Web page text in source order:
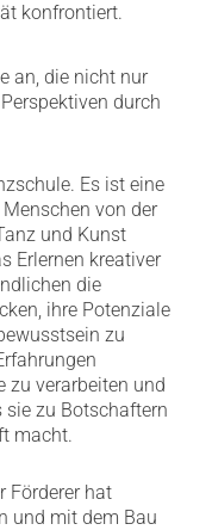
konfrontiert.
an, die nicht nur
durch
Es ist eine
von der
und Kunst
Erlernen kreativer
die
ihre Potenziale
zu
zu verarbeiten und
sie zu Botschaftern
macht.
Förderer hat
und mit dem Bau